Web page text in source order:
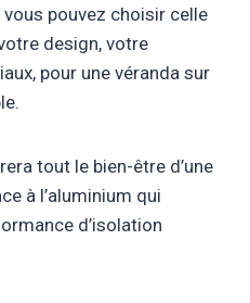
pouvez choisir celle
design, votre
pour une véranda sur
tout le bien-être d’une
à l’aluminium qui
d’isolation